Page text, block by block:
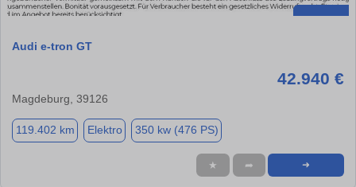
Audi e-tron GT
42.940 €
Magdeburg, 39126
119.402 km Elektro 350 kw (476 PS)
★ ➦ ➜